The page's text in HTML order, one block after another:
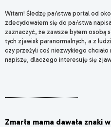
Witam! Śledzę państwa portal od
zdecydowałem się do państwa
zaznaczyć, że zawsze byłem osobą
tych zjawisk paranormalnych, a z
czy przeżyli coś niezwykłego
napiszę, dlaczego interesuję się
Zmarła mama dawała znaki